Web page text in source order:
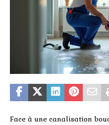
Face à une canalisation